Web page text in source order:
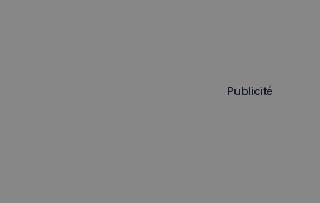
Publicité